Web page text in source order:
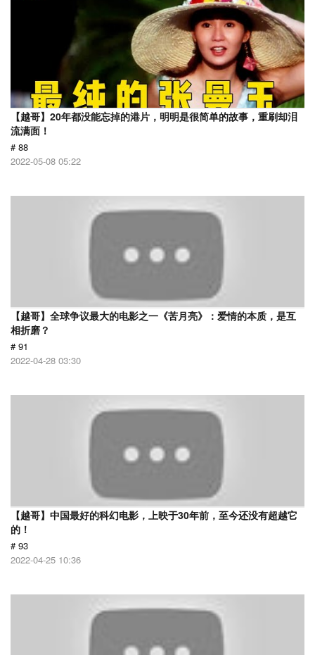
【越哥】20年都没能忘掉的港片，明明是很简单的故事，重刷却泪
流满面！
# 88
2022-05-08 05:22
【越哥】全球争议最大的电影之一《苦月亮》：爱情的本质，是互
相折磨？
# 91
2022-04-28 03:30
【越哥】中国最好的科幻电影，上映于30年前，至今还没有超越它
的！
# 93
2022-04-25 10:36